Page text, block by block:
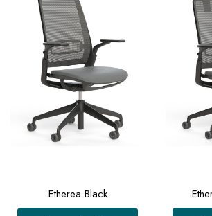
Etherea Black